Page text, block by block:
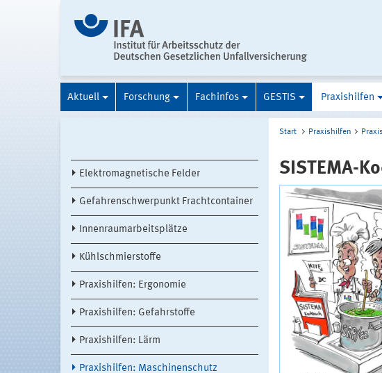
Aktuell Forschung Fachinfos GESTIS Praxishilfen
Elektromagnetische Felder
Gefahrenschwerpunkt Frachtcontainer
Innenraumarbeitsplätze
Kühlschmierstoffe
Praxishilfen: Ergonomie
Praxishilfen: Gefahrstoffe
Praxishilfen: Lärm
Praxishilfen: Maschinenschutz
Start Praxishilfen
SISTEMA-